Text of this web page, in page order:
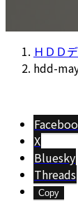
ＨＤＤ
hdd-
X
Bluesky
Threads
Copy